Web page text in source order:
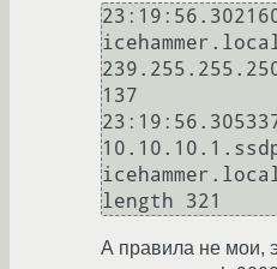
137
length 321
А правила не мои,